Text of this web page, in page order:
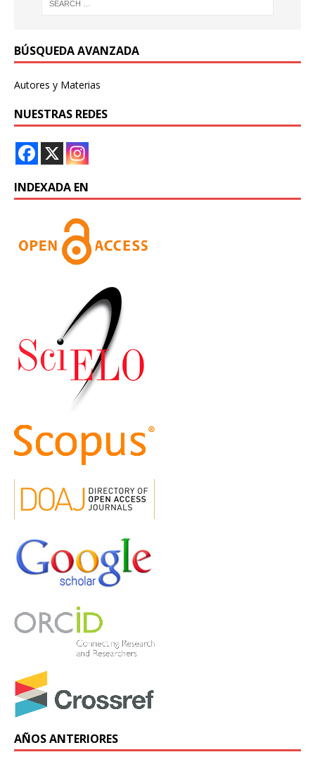
BÚSQUEDA AVANZADA
Autores y Materias
NUESTRAS REDES
INDEXADA EN
AÑOS ANTERIORES